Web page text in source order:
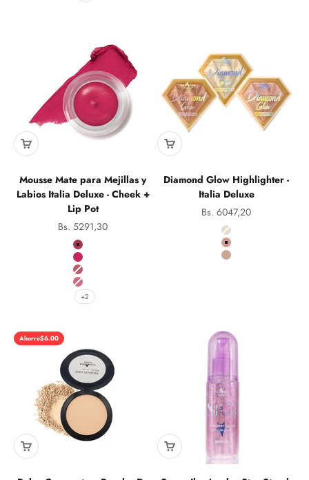
Mousse Mate para Mejillas y
Labios Italia Deluxe - Cheek +
Lip Pot
Precio de oferta
Bs. 5291,30
Color
Macaron
Raspberry tart
Cajeta
Pastelito
+2
Diamond Glow Highlighter -
Italia Deluxe
Precio de oferta
Bs. 6047,20
Color
01 Ice Diamond
02 Princess Cut
03 Champagne
Ahorra$6.00